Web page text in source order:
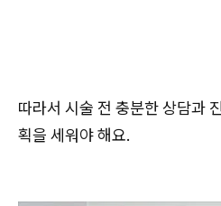
따라서 시술 전 충분한 상담과
획을 세워야 해요.